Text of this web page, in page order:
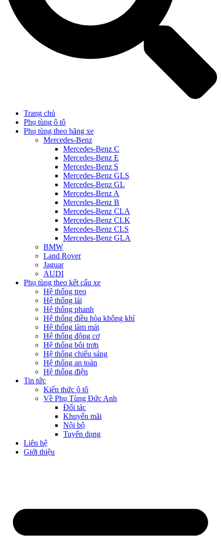
Trang chủ
Phụ tùng ô tô
Phụ tùng theo hãng xe
Mercedes-Benz
Mercedes-Benz C
Mercedes-Benz E
Mercedes-Benz S
Mercedes-Benz GLS
Mercedes-Benz GL
Mercedes-Benz A
Mercedes-Benz B
Mercedes-Benz CLA
Mercedes-Benz CLK
Mercedes-Benz CLS
Mercedes-Benz GLA
BMW
Land Rover
Jaguar
AUDI
Phụ tùng theo kết cấu xe
Hệ thống treo
Hệ thống lái
Hệ thống phanh
Hệ thống điều hòa không khí
Hệ thống làm mát
Hệ thống động cơ
Hệ thống bôi trơn
Hệ thống chiếu sáng
Hệ thống an toàn
Hệ thống điện
Tin tức
Kiến thức ô tô
Về Phụ Tùng Đức Anh
Đối tác
Khuyến mãi
Nội bộ
Tuyển dụng
Liên hệ
Giới thiệu